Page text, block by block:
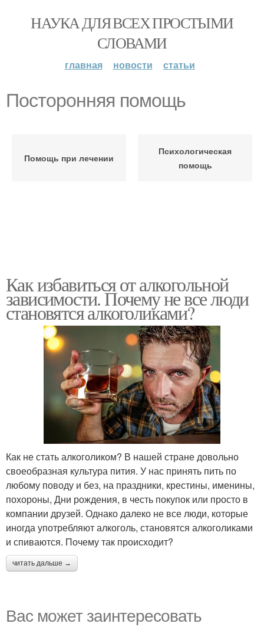
НАУКА ДЛЯ ВСЕХ ПРОСТЫМИ
СЛОВАМИ
главная новости статьи
Посторонняя помощь
Помощь при лечении
Психологическая
помощь
Как избавиться от алкогольной
зависимости. Почему не все люди
становятся алкоголиками?
Как не стать алкоголиком? В нашей стране довольно
своеобразная культура пития. У нас принять пить по
любому поводу и без, на праздники, крестины, именины,
похороны, Дни рождения, в честь покупок или просто в
компании друзей. Однако далеко не все люди, которые
иногда употребляют алкоголь, становятся алкоголиками
и спиваются. Почему так происходит?
читать дальше →
Вас может заинтересовать